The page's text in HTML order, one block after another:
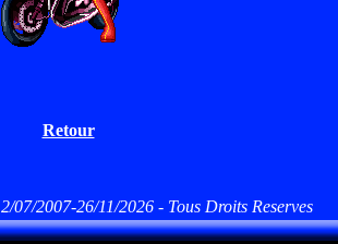
Retour
07/2007-26/11/2026 - Tous Droits Reserves